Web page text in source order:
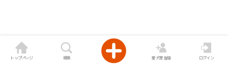
トップページ 検索 愛犬家登録 ログイン